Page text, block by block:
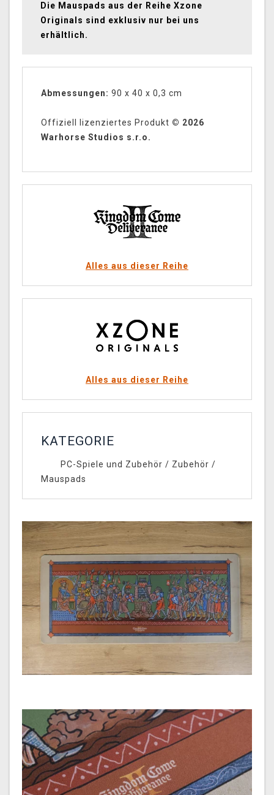
Die Mauspads aus der Reihe Xzone
Originals sind exklusiv nur bei uns
erhältlich.
Abmessungen: 90 x 40 x 0,3 cm
Offiziell lizenziertes Produkt © 2026
Warhorse Studios s.r.o.
Alles aus dieser Reihe
Alles aus dieser Reihe
KATEGORIE
PC-Spiele und Zubehör / Zubehör /
Mauspads